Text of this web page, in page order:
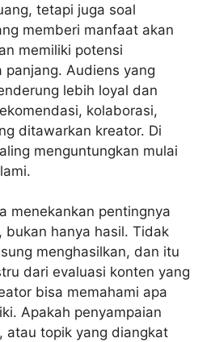
tetapi juga soal
memberi manfaat akan
memiliki potensi
panjang. Audiens yang
lebih loyal dan
kolaborasi,
ditawarkan kreator. Di
menguntungkan mulai
menekankan pentingnya
bukan hanya hasil. Tidak
menghasilkan, dan itu
dari evaluasi konten yang
bisa memahami apa
Apakah penyampaian
atau topik yang diangkat